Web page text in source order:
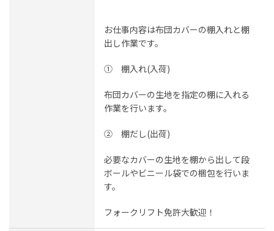
お仕事内容は布団カバーの棚入れと棚
出し作業です。
① 棚入れ(入荷)
布団カバーの生地を指定の棚に入れる
作業を行います。
② 棚だし(出荷)
必要なカバーの生地を棚から出して段
ボールやビニール袋での梱包を行いま
す。
フォークリフト免許大歓迎！